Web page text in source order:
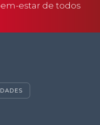
estar de todos